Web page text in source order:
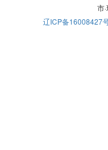
市
辽ICP备16008427